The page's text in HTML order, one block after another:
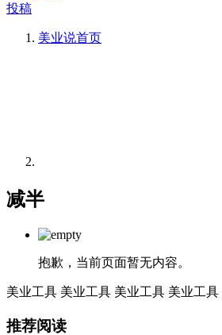
投稿
美业说首页
减半
抱歉，当前页面暂无内容。
美业工具 美业工具 美业工具 美业工具
推荐阅读